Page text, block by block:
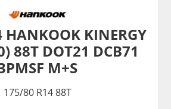
KINERGY
88T DOT21 DCB71
M+S
175/80 R14 88T